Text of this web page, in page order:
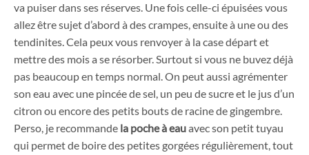
va puiser dans ses réserves. Une fois celle-ci épuisées vous
allez être sujet d’abord à des crampes, ensuite à une ou des
tendinites. Cela peux vous renvoyer à la case départ et
mettre des mois a se résorber. Surtout si vous ne buvez déjà
pas beaucoup en temps normal. On peut aussi agrémenter
son eau avec une pincée de sel, un peu de sucre et le jus d’un
citron ou encore des petits bouts de racine de gingembre.
Perso, je recommande la poche à eauavec son petit tuyau
qui permet de boire des petites gorgées régulièrement, tout